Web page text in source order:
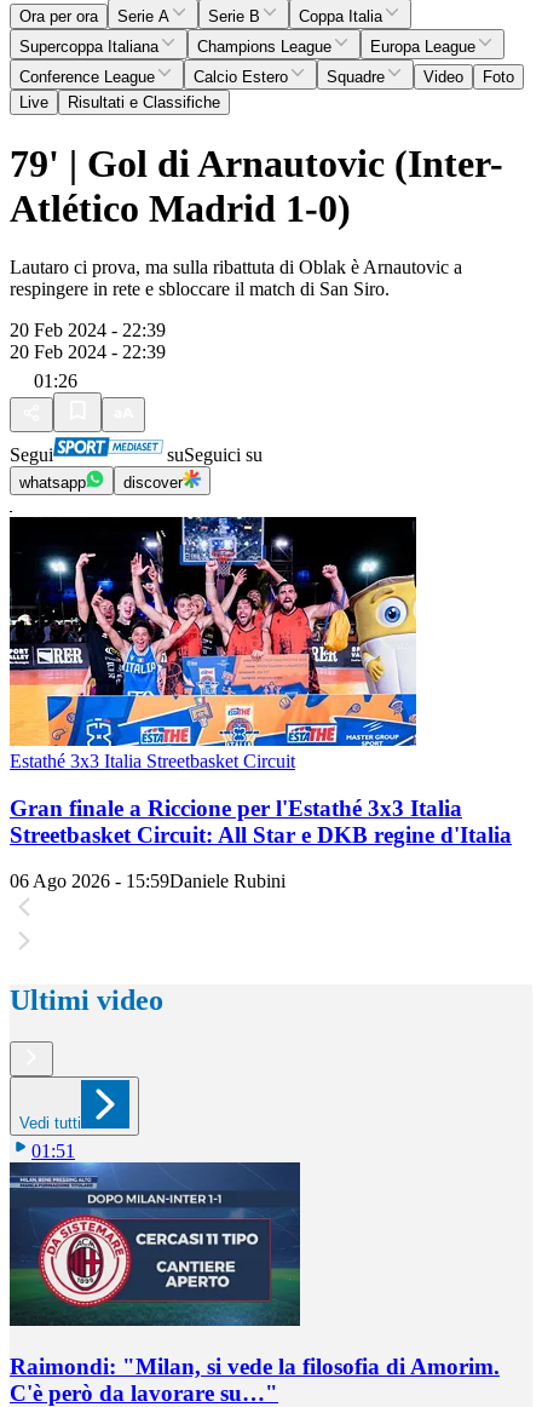
Ora per ora Serie A Serie B
Coppa Italia
Supercoppa Italiana
Champions League
Europa League
Conference League
Calcio Estero Squadre Video
Foto
Live
Risultati e Classifiche
79' | Gol di Arnautovic (Inter-
Atlético Madrid 1-0)
Lautaro ci prova, ma sulla ribattuta di Oblak è Arnautovic a
respingere in rete e sbloccare il match di San Siro.
20 Feb 2024 - 22:39
20 Feb 2024 - 22:39
01:26
Segui suSeguici su
whatsapp discover
Estathé 3x3 Italia Streetbasket Circuit
Gran finale a Riccione per l'Estathé 3x3 Italia
Streetbasket Circuit: All Star e DKB regine d'Italia
06 Ago 2026 - 15:59Daniele Rubini
Ultimi video
Vedi tutti
01:51
Raimondi: "Milan, si vede la filosofia di Amorim.
C'è però da lavorare su…"